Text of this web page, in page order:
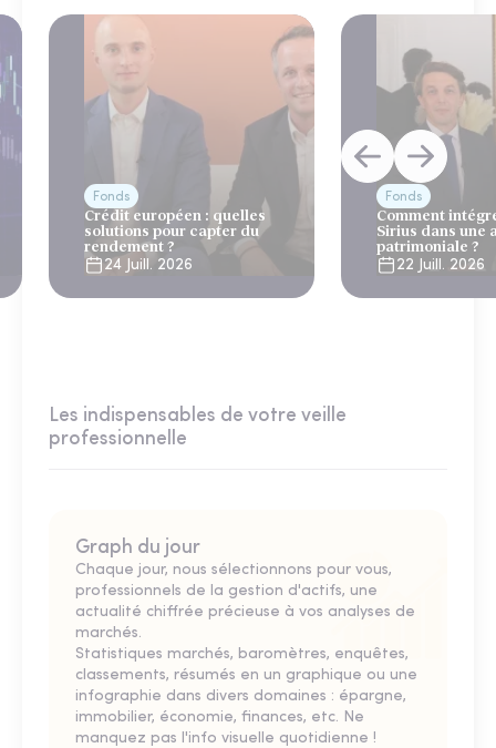
Fonds
Crédit européen : quelles
solutions pour capter du
rendement ?
24 Juill. 2026
Fonds
Comment
Sirius dans une
patrimoniale ?
22 Juill. 2026
Les indispensables de votre veille
professionnelle
Graph du jour
Chaque jour, nous sélectionnons pour vous,
professionnels de la gestion d'actifs, une
actualité chiffrée précieuse à vos analyses de
marchés.
Statistiques marchés, baromètres, enquêtes,
classements, résumés en un graphique ou une
infographie dans divers domaines : épargne,
immobilier, économie, finances, etc. Ne
manquez pas l'info visuelle quotidienne !